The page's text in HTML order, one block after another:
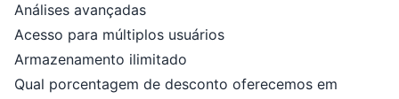
Análises avançadas
Acesso para múltiplos usuários
Armazenamento ilimitado
Qual porcentagem de desconto oferecemos em